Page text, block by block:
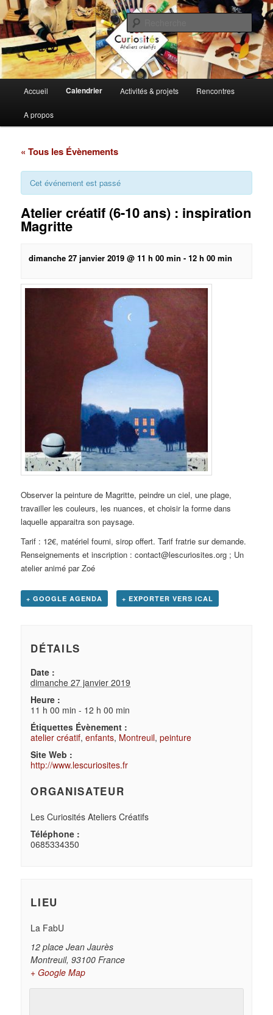
Aller
au
contenu
principalLes Curiosités Ateliers Créatifs
Ateliers d'expression artistique et de loisirs
principal
Accueil Calendrier Activités & projets Rencontres
A propos
« Tous les Évènements
Cet événement est passé
Atelier créatif (6-10 ans) : inspiration
Magritte
dimanche 27 janvier 2019 @ 11 h 00 min -12 h 00 min
Observer la peinture de Magritte, peindre un ciel, une plage,
travailler les couleurs, les nuances, et choisir la forme dans
laquelle apparaitra son paysage.
Tarif : 12€, matériel fourni, sirop offert. Tarif fratrie sur demande.
Renseignements et inscription : contact@lescuriosites.org ; Un
atelier animé par Zoé
+ GOOGLE AGENDA + EXPORTER VERS ICAL
DÉTAILS
Date :
dimanche 27 janvier 2019
Heure :
11 h 00 min - 12 h 00 min
Étiquettes Évènement :
atelier créatif,enfants, Montreuil,peinture
Site Web :
http://www.lescuriosites.fr
ORGANISATEUR
Les Curiosités Ateliers Créatifs
Téléphone :
0685334350
LIEU
La FabU
12 place Jean Jaurès
Montreuil, 93100 France
+ Google Map